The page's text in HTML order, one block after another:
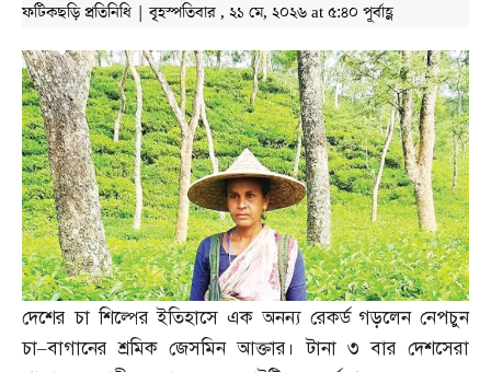
ফটিকছড়ি প্রতিনিধি | বৃহস্পতিবার , ২১ মে, ২০২৬ at ৫:৪০ পূর্বাহ্ণ
দেশের চা শিল্পের ইতিহাসে এক অনন্য রেকর্ড গড়লেন নেপচুন
চা–বাগানের শ্রমিক জেসমিন আক্তার। টানা ৩ বার দেশসেরা